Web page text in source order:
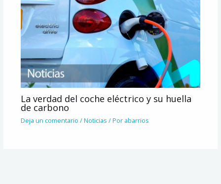
La verdad del coche eléctrico y su huella
de carbono
Deja un comentario /Noticias / Por abarrios